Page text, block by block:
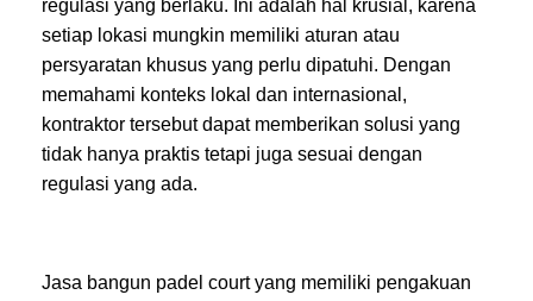
regulasi yang berlaku. Ini adalah hal krusial, karena
setiap lokasi mungkin memiliki aturan atau
persyaratan khusus yang perlu dipatuhi. Dengan
memahami konteks lokal dan internasional,
kontraktor tersebut dapat memberikan solusi yang
tidak hanya praktis tetapi juga sesuai dengan
regulasi yang ada.
Jasa bangun padel court yang memiliki pengakuan